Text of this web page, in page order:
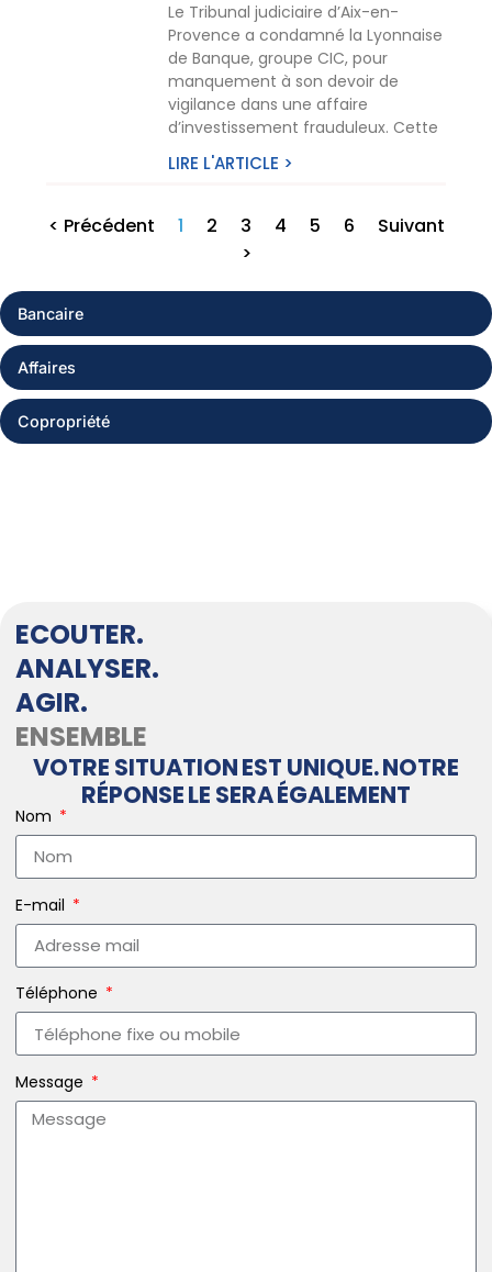
Bancaire
Affaires
Copropriété
Le Tribunal judiciaire d’Aix-en-
Provence a condamné la Lyonnaise
de Banque, groupe CIC, pour
manquement à son devoir de
vigilance dans une affaire
d’investissement frauduleux. Cette
LIRE L'ARTICLE >
< Précédent 1 2 3 4 5 6
Suivant
>
ECOUTER.
ANALYSER.
AGIR.
ENSEMBLE
VOTRE SITUATION EST UNIQUE. NOTRE
RÉPONSE LE SERA ÉGALEMENT
Nom
E-mail
Téléphone
Message